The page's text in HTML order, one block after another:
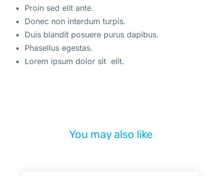
Proin sed elit ante.
Donec non interdum turpis.
Duis blandit posuere purus dapibus.
Phasellus egestas.
Lorem ipsum dolor sit elit.
You may also like